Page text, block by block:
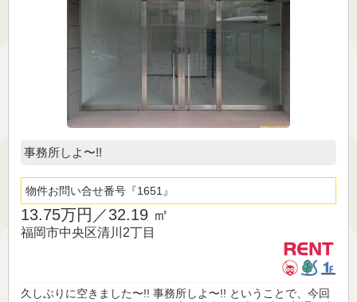
事務所しよ〜!!
物件お問い合せ番号 1651
13.75万円／32.19 ㎡
福岡市中央区清川2丁目
久しぶりに空きました〜!! 事務所しよ〜!! ということで、今回